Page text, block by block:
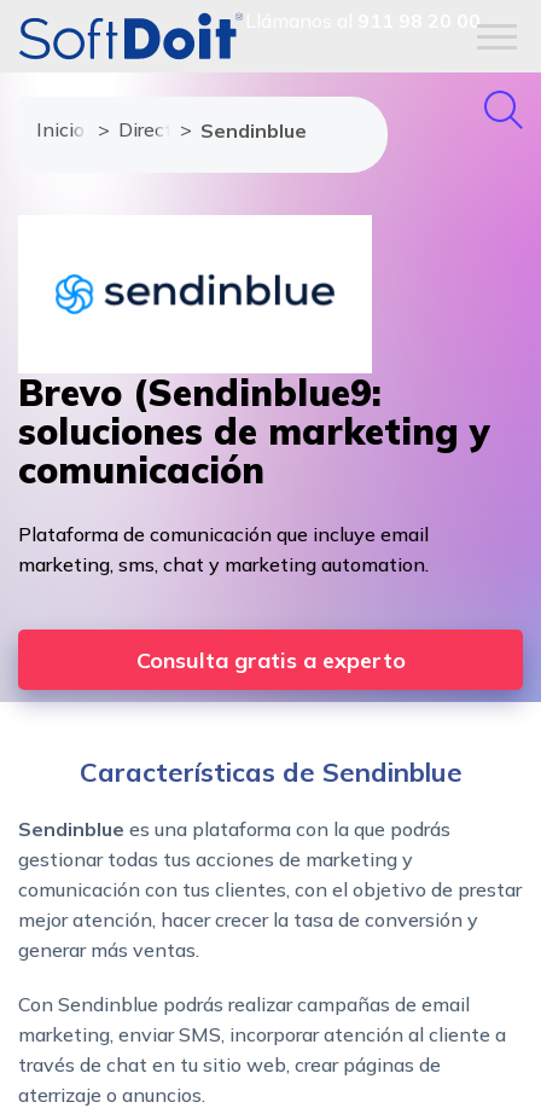
911 98 20 00
Inicio Directorio de proveedores
Sendinblue
Brevo (Sendinblue9:
soluciones de marketing y
comunicación
Plataforma de comunicación que incluye email
marketing, sms, chat y marketing automation.
Consulta gratis a experto
Características de Sendinblue
Sendinblue es una plataforma con la que podrás
gestionar todas tus acciones de marketing y
comunicación con tus clientes, con el objetivo de prestar
mejor atención, hacer crecer la tasa de conversión y
generar más ventas.
Con Sendinblue podrás realizar campañas de email
marketing, enviar SMS, incorporar atención al cliente a
través de chat en tu sitio web, crear páginas de
aterrizaje o anuncios.